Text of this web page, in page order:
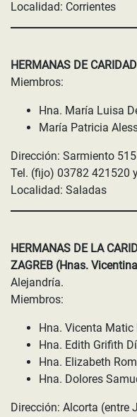
Localidad: Corrientes
HERMANAS DE
Miembros:
Hna. María Luisa
María Patricia
Dirección: Sarmiento
Tel. (fijo) 03782 421520
Localidad: Saladas
HERMANAS DE LA
ZAGREB (Hnas.
Alejandría.
Miembros:
Hna. Vicenta Matic
Hna. Edith Grifith
Hna. Elizabeth
Hna. Dolores
Dirección: Alcorta (entre